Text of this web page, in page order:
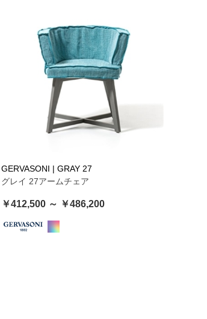
GERVASONI | GRAY 27
グレイ 27アームチェア
￥412,500 ～ ￥486,200